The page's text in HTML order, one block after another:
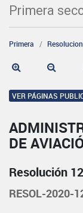
Primera
Primera
VER PÁGINAS
DE
Resolución
RESOL-2020-